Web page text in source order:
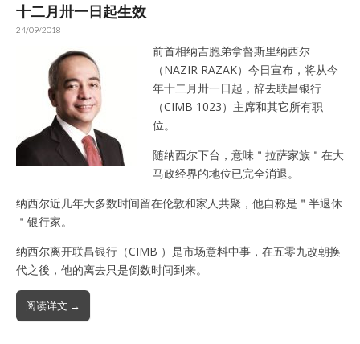
十二月卅一日起生效
24/09/2018
前首相纳吉胞弟拿督斯里纳西尔
（NAZIR RAZAK）今日宣布，将从今
年十二月卅一日起，辞去联昌银行
（CIMB 1023）主席和其它所有职
位。
随纳西尔下台，意味＂拉萨家族＂在大
马政经界的地位已完全消退。
纳西尔近几年大多数时间留在伦敦和家人共聚，他自称是＂半退休
＂银行家。
纳西尔离开联昌银行（CIMB ）是市场意料中事，在五零九改朝换
代之後，他的离去只是倒数时间到来。
阅读详文 →